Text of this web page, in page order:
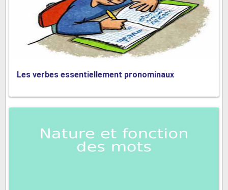
Les verbes essentiellement pronominaux